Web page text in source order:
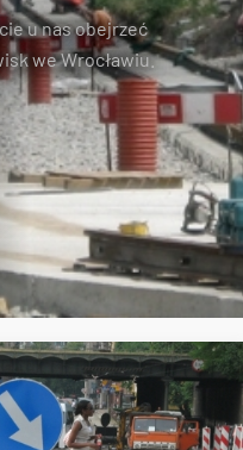
u nas obejrzeć
we Wrocławiu.